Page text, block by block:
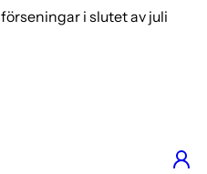
i slutet av juli